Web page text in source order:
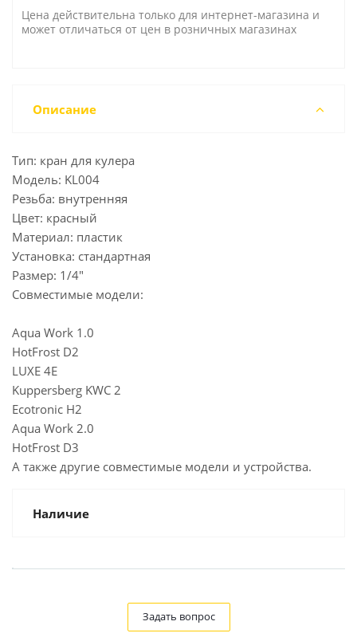
Цена действительна только для интернет-магазина и
может отличаться от цен в розничных магазинах
Описание
Тип: кран для кулера
Модель: KL004
Резьба: внутренняя
Цвет: красный
Материал: пластик
Установка: стандартная
Размер: 1/4"
Совместимые модели:
Aqua Work 1.0
HotFrost D2
LUXE 4E
Kuppersberg KWC 2
Ecotronic H2
Aqua Work 2.0
HotFrost D3
А также другие совместимые модели и устройства.
Наличие
Задать вопрос